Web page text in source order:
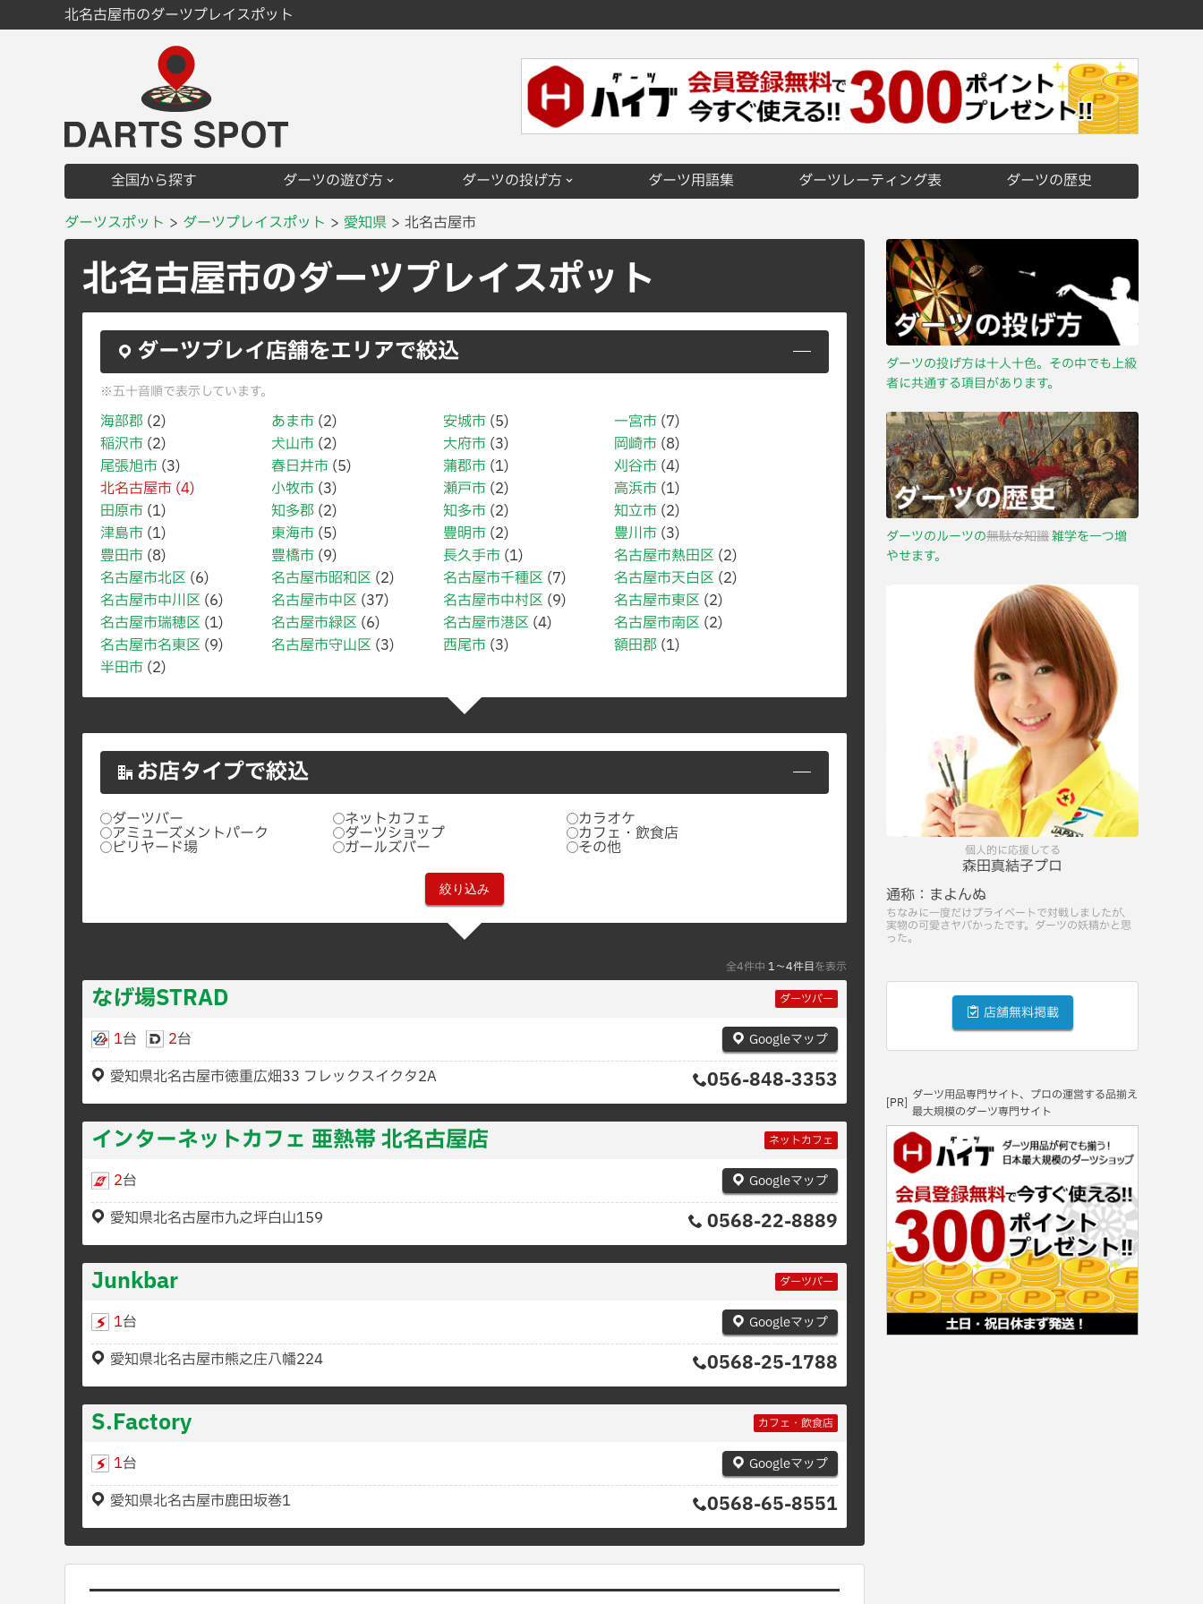
北名古屋市のダーツプレイスポット
全国から探す ダーツの遊び方 ダーツの投げ方 ダーツ用語集 ダーツレーティング表
ダーツの歴史
ダーツスポット
ダーツプレイスポット 愛知県 北名古屋市
北名古屋市のダーツプレイスポット
ダーツプレイ店舗をエリアで絞込
※五十音順で表示しています。
海部郡 (2) あま市 (2) 安城市(5) 一宮市(7)
稲沢市 (2) 犬山市 (2) 大府市(3) 岡崎市(8)
尾張旭市 (3) 春日井市 (5) 蒲郡市(1) 刈谷市(4)
北名古屋市 (4) 小牧市 (3) 瀬戸市(2) 高浜市(1)
田原市 (1) 知多郡 (2) 知多市(2) 知立市(2)
津島市 (1) 東海市 (5) 豊明市(2) 豊川市(3)
豊田市 (8) 豊橋市 (9) 長久手市(1) 名古屋市熱田区 (2)
名古屋市北区 (6) 名古屋市昭和区 (2) 名古屋市千種区 (7) 名古屋市天白区 (2)
名古屋市中川区 (6) 名古屋市中区 (37) 名古屋市中村区 (9) 名古屋市東区 (2)
名古屋市瑞穂区 (1) 名古屋市緑区 (6) 名古屋市港区 (4) 名古屋市南区 (2)
名古屋市名東区 (9) 名古屋市守山区 (3) 西尾市(3) 額田郡 (1)
半田市 (2)
お店タイプで絞込
ダーツバー ネットカフェ カラオケ
アミューズメントパーク ダーツショップ カフェ・飲食店
ビリヤード場 ガールズバー その他
全4件中 1〜4件目を表示
なげ場STRAD ダーツバー
1台 2台 Googleマップ
愛知県北名古屋市徳重広畑33 フレックスイクタ2A 056-848-3353
インターネットカフェ 亜熱帯 北名古屋店 ネットカフェ
2台 Googleマップ
愛知県北名古屋市九之坪白山159 0568-22-8889
Junkbar ダーツバー
1台 Googleマップ
愛知県北名古屋市熊之庄八幡224 0568-25-1788
S.Factory カフェ・飲食店
1台 Googleマップ
愛知県北名古屋市鹿田坂巻1 0568-65-8551
ダーツの投げ方は十人十色。その中でも上級
者に共通する項目があります。
ダーツのルーツの無駄な知識雑学を一つ増
やせます。
個人的に応援してる
森田真結子プロ
通称： まよんぬ
ちなみに一度だけプライベートで対戦しましたが、
実物の可愛さヤバかったです。ダーツの妖精かと思
った。
店舗無料掲載
[PR]
ダーツ用品専門サイト、プロの運営する品揃え
最大規模のダーツ専門サイト